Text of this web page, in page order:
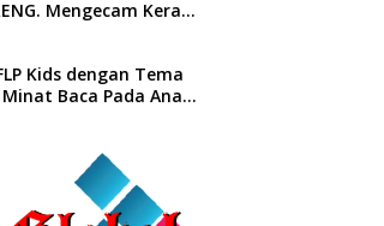
Mengecam Keras
Kids dengan Tema
Baca Pada Anak